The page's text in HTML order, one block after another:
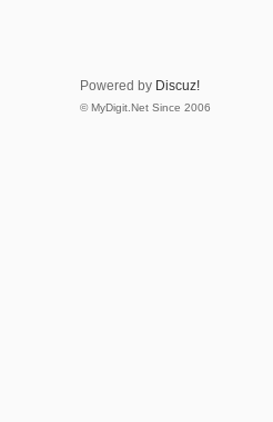
Powered by Discuz!
© MyDigit.Net Since 2006